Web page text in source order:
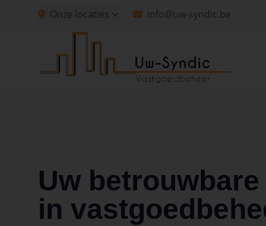
Spring naar hoofdinhoud
Spring naar hoofdinhoudSpring naar navigatie
Onze locaties info@uw-syndic.be
Uw
in